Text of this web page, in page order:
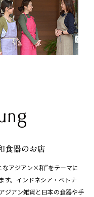
なアジアン×和”をテーマに
す。インドネシア・ベトナ
ジアン雑貨と日本の食器や手